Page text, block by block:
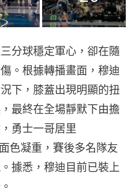
分球穩定軍心，卻在隨
。根據轉播畫面，穆迪
下，膝蓋出現明顯的扭
最終在全場靜默下由擔
勇士一哥居里
色凝重，賽後多名隊友
據悉，穆迪目前已裝上